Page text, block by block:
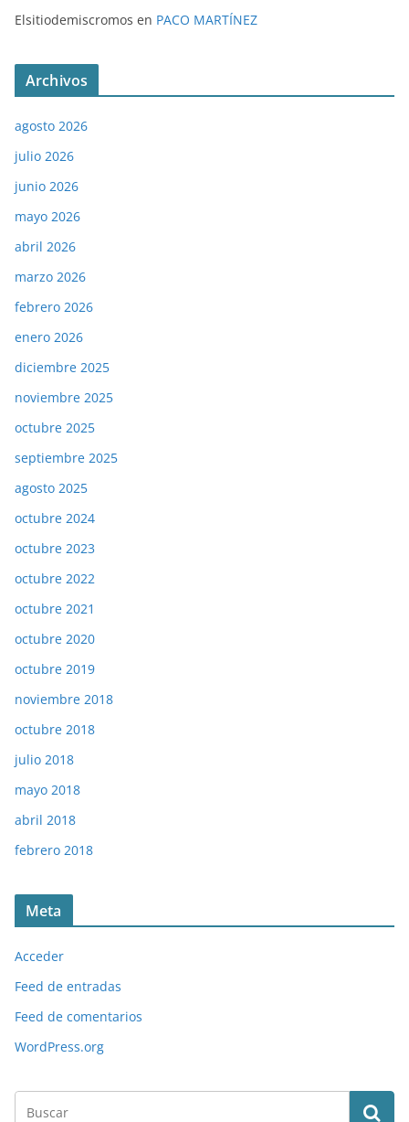
Elsitiodemiscromos en PACO MARTÍNEZ
Archivos
agosto 2026
julio 2026
junio 2026
mayo 2026
abril 2026
marzo 2026
febrero 2026
enero 2026
diciembre 2025
noviembre 2025
octubre 2025
septiembre 2025
agosto 2025
octubre 2024
octubre 2023
octubre 2022
octubre 2021
octubre 2020
octubre 2019
noviembre 2018
octubre 2018
julio 2018
mayo 2018
abril 2018
febrero 2018
Meta
Acceder
Feed de entradas
Feed de comentarios
WordPress.org